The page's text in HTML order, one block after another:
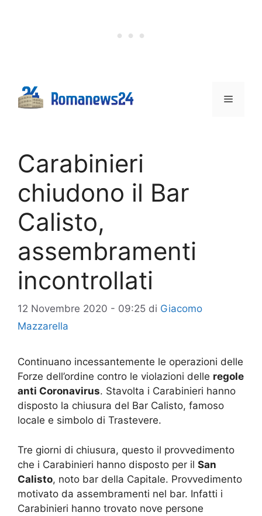
Menu
Carabinieri
chiudono il Bar
Calisto,
assembramenti
incontrollati
12 Novembre 2020 - 09:25 di Giacomo
Mazzarella
Continuano incessantemente le operazioni delle
Forze dell’ordine contro le violazioni delle regole
anti Coronavirus. Stavolta i Carabinieri hanno
disposto la chiusura del Bar Calisto, famoso
locale e simbolo di Trastevere.
Tre giorni di chiusura, questo il provvedimento
che i Carabinieri hanno disposto per il San
Calisto, noto bar della Capitale. Provvedimento
motivato da assembramenti nel bar. Infatti i
Carabinieri hanno trovato nove persone